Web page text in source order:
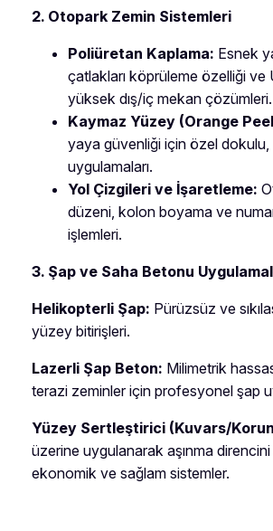
2. Otopark Zemin Sistemleri
Poliüretan Kaplama: Esnek
çatlakları köprüleme özelliği ve
yüksek dış/iç mekan çözümleri.
Kaymaz Yüzey (Orange
yaya güvenliği için özel
uygulamaları.
Yol Çizgileri ve İşaretleme:
düzeni, kolon boyama ve
işlemleri.
3. Şap ve Saha Betonu
Helikopterli Şap: Pürüzsüz ve
yüzey bitirişleri.
Lazerli Şap Beton: Milimetrik
terazi zeminler için profesyonel şap
Yüzey Sertleştirici (Kuvars/
üzerine uygulanarak aşınma
ekonomik ve sağlam sistemler.